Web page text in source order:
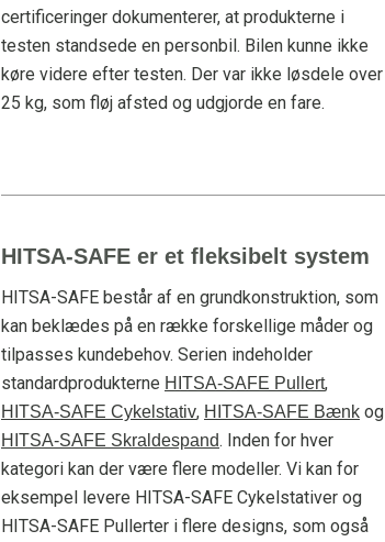
certificeringer dokumenterer, at produkterne i
testen standsede en personbil. Bilen kunne ikke
køre videre efter testen. Der var ikke løsdele over
25 kg, som fløj afsted og udgjorde en fare.
HITSA-SAFE er et fleksibelt system
HITSA-SAFE består af en grundkonstruktion, som
kan beklædes på en række forskellige måder og
tilpasses kundebehov. Serien indeholder
standardprodukterne HITSA-SAFE Pullert,
HITSA-SAFE Cykelstativ, HITSA-SAFE Bænk og
HITSA-SAFE Skraldespand. Inden for hver
kategori kan der være flere modeller. Vi kan for
eksempel levere HITSA-SAFE Cykelstativer og
HITSA-SAFE Pullerter i flere designs, som også